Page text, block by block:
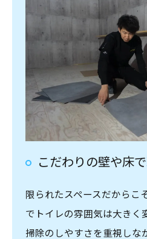
こだわりの壁や床
限られたスペースだからこ
でトイレの雰囲気は大きく
掃除のしやすさを重視しな